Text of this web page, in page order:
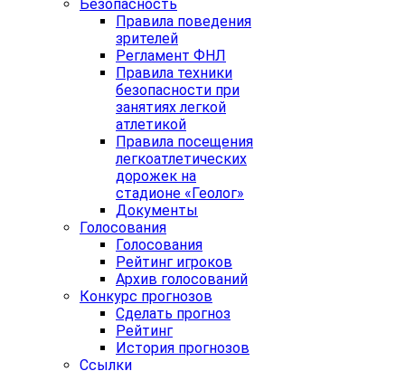
Безопасность
Правила поведения
зрителей
Регламент ФНЛ
Правила техники
безопасности при
занятиях легкой
атлетикой
Правила посещения
легкоатлетических
дорожек на
стадионе «Геолог»
Документы
Голосования
Голосования
Рейтинг игроков
Архив голосований
Конкурс прогнозов
Сделать прогноз
Рейтинг
История прогнозов
Ссылки